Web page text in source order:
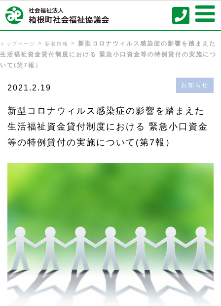
トップページ 新着情報
新型コロナウィルス感染症の影響を踏まえた
生活福祉資金貸付制度における 緊急小口資金等の特例貸付の実施につ
いて(第7報）
2021.2.19 お知らせ
新型コロナウィルス感染症の影響を踏まえた
生活福祉資金貸付制度における 緊急小口資金
等の特例貸付の実施について(第7報）